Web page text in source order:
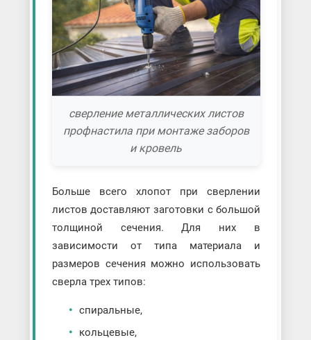
сверление металлических листов
профнастила при монтаже заборов
и кровель
Больше всего хлопот при сверлении
листов доставляют заготовки с большой
толщиной сечения. Для них в
зависимости от типа материала и
размеров сечения можно использовать
сверла трех типов:
спиральные,
кольцевые,